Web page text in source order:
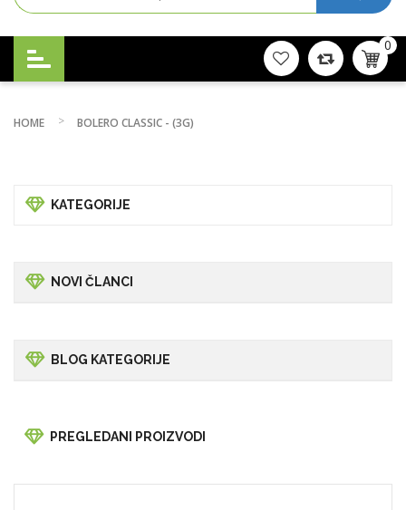
0
HOME BOLERO CLASSIC - (3G)
KATEGORIJE
NOVI ČLANCI
BLOG KATEGORIJE
PREGLEDANI PROIZVODI